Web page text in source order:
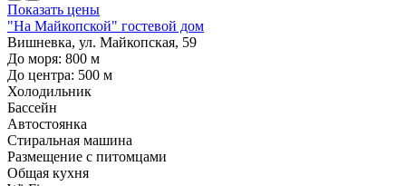
Показать цены
"На Майкопской" гостевой дом
Вишневка, ул. Майкопская, 59
До моря: 800 м
До центра: 500 м
Холодильник
Бассейн
Автостоянка
Стиральная машина
Размещение с питомцами
Общая кухня